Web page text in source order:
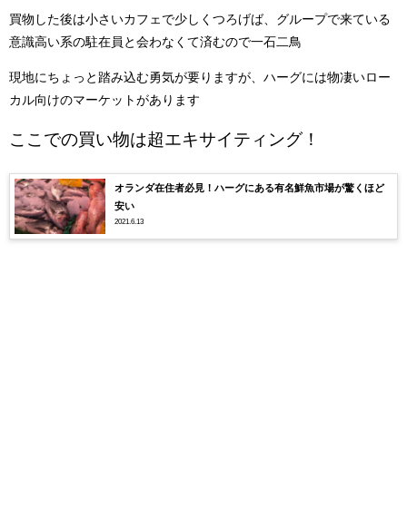
買物した後は小さいカフェで少しくつろげば、グループで来ている
意識高い系の駐在員と会わなくて済むので一石二鳥
現地にちょっと踏み込む勇気が要りますが、ハーグには物凄いロー
カル向けのマーケットがあります
ここでの買い物は超エキサイティング！
オランダ在住者必見！ハーグにある有名鮮魚市場が驚くほど
安い
2021.6.13